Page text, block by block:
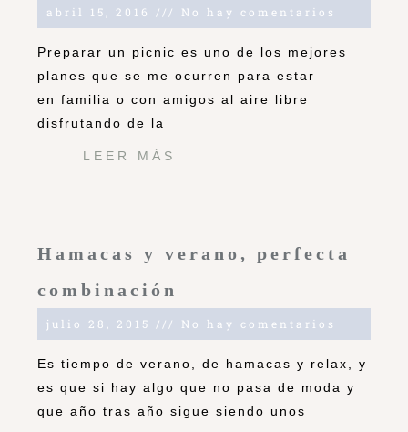
abril 15, 2016 No hay comentarios
Preparar un picnic es uno de los mejores
planes que se me ocurren para estar
en familia o con amigos al aire libre
disfrutando de la
LEER MÁS
Hamacas y verano, perfecta
combinación
julio 28, 2015 No hay comentarios
Es tiempo de verano, de hamacas y relax, y
es que si hay algo que no pasa de moda y
que año tras año sigue siendo unos